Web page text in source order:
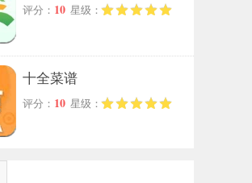
评分： 10 星级：
十全菜谱
评分： 10 星级：